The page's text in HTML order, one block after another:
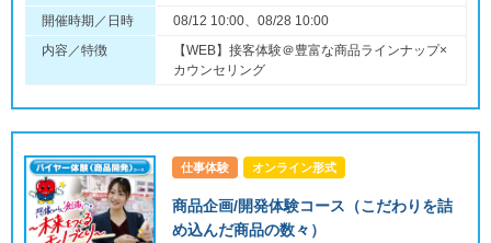
開催時期／日時
08/12 10:00、08/28 10:00
内容／特徴
【WEB】接客体験＠豊富な商品ラインナップ×
カウンセリング
仕事体験 オンライン形式
商品企画/開発体験コース（こだわりを詰
め込んだ商品の数々）